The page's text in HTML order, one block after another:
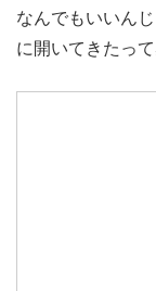
なんでもいいん
に開いてきたって